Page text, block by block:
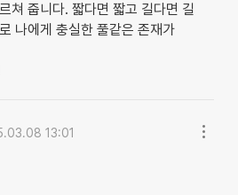
쳐 줍니다. 짧다면 짧고 길다면 길
나에게 충실한 풀같은 존재가
13:01